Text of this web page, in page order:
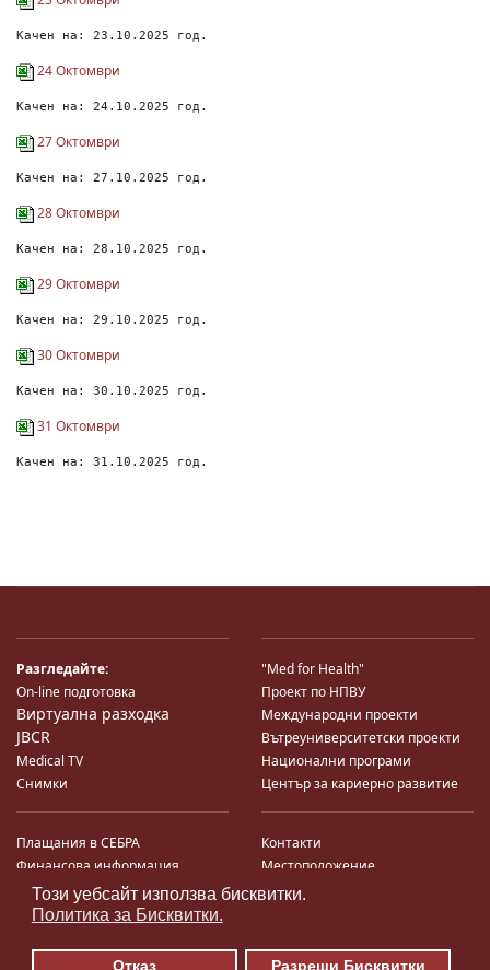
Този уебсайт използва бисквитки.
Политика за Бисквитки.
Отказ Разреши Бисквитки
Качен на: 23.10.2025 год.
24 Октомври
Качен на: 24.10.2025 год.
27 Октомври
Качен на: 27.10.2025 год.
28 Октомври
Качен на: 28.10.2025 год.
29 Октомври
Качен на: 29.10.2025 год.
30 Октомври
Качен на: 30.10.2025 год.
31 Октомври
Качен на: 31.10.2025 год.
Разгледайте:
On-line подготовка
Виртуална разходка
JBCR
Medical TV
Снимки
"Med for Health"
Проект по НПВУ
Международни проекти
Вътреуниверситетски проекти
Национални програми
Център за кариерно развитие
Плащания в СЕБРА
Финансова информация
Система за финансово упр-е и
контрол
Търгове по ЗДС
Контакти
Местоположение
Карта на сайта